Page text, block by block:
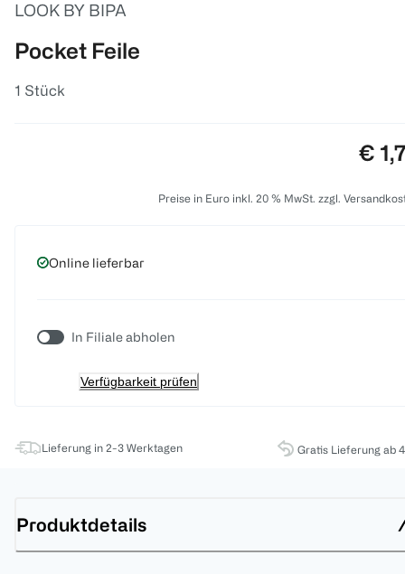
LOOK BY BIPA
Pocket Feile
1 Stück
€
Preise in Euro inkl. 20 % MwSt. zzgl.
Online lieferbar
In Filiale abholen
Verfügbarkeit prüfen
Lieferung in 2-3 Werktagen Gratis Lieferung ab
Produktdetails